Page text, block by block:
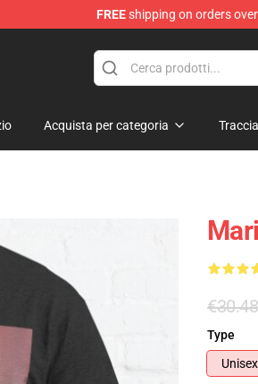
FREEshipping on orders
Store
Acquista per categoria
€30.48
Type
Unisex